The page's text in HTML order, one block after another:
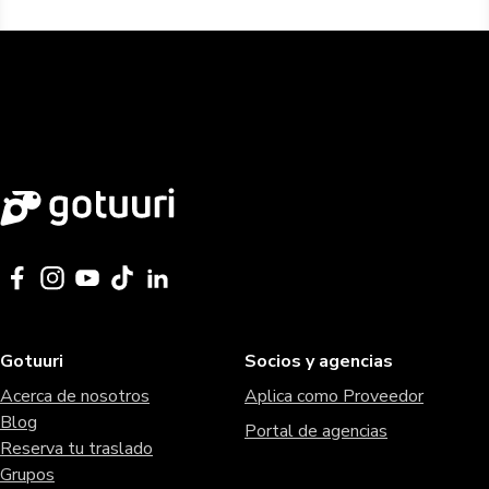
Gotuuri
Acerca de nosotros
Blog
Reserva tu traslado
Grupos
Socios y agencias
Aplica como Proveedor
Portal de agencias